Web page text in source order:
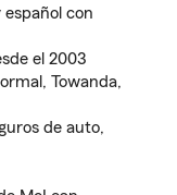
español con
el 2003
Towanda,
de auto,